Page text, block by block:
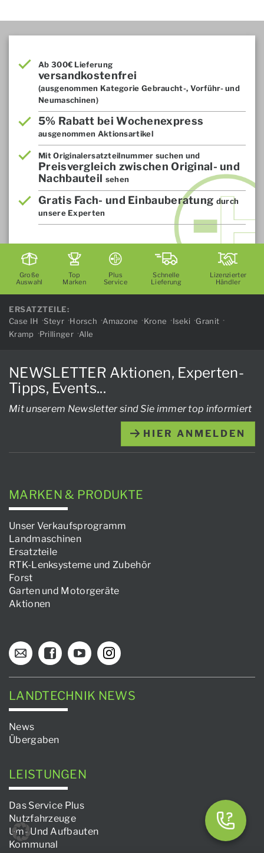
Ab 300€ Lieferung
versandkostenfrei
(ausgenommen Kategorie Gebraucht-, Vorführ- und
Neumaschinen)
5% Rabatt bei Wochenexpress
ausgenommen Aktionsartikel
Mit Originalersatzteilnummer suchen und
Preisvergleich zwischen Original- und
Nachbauteil sehen
Gratis Fach- und Einbauberatung durch
unsere Experten
Große
Auswahl
Top
Marken
Plus
Service
Schnelle
Lieferung
Lizenzierter
Händler
ERSATZTEILE:
Case IH
Steyr Horsch Amazone Krone Iseki
Granit
Kramp
Prillinger Alle
NEWSLETTER Aktionen, Experten-
Tipps, Events...
Mit unserem Newsletter sind Sie immer top informiert
HIER ANMELDEN
MARKEN & PRODUKTE
Unser Verkaufsprogramm
Landmaschinen
Ersatzteile
RTK-Lenksysteme und Zubehör
Forst
Garten und Motorgeräte
Aktionen
LANDTECHNIK NEWS
News
Übergaben
LEISTUNGEN
Das Service Plus
Nutzfahrzeuge
Um- Und Aufbauten
Kommunal